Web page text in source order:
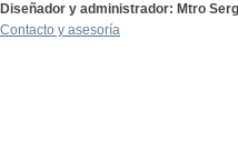
Diseñador y administrador: Mtro
Contacto y asesoría